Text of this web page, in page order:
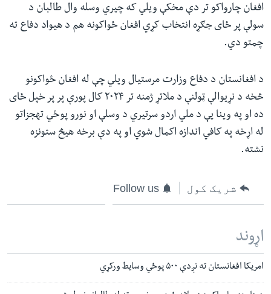
افغان چارواکو تر دې مخکې ویلي که چیري وسله وال طالبان د
سولې پر ځای جګړه انتخاب کړي افغان ځواکونه هم د هیواد دفاع ته
چمتو دي.
د افغانستان د دفاع وزارت مرستیال ویلي چې له افغان ځواکونو
څخه د نړیوالې ټولنې د ملاتړ ژمنه تر ۲۰۲۴ کال پورې پر پر خپل ځای
ده او په وینا یې د ملي اردو سرتیري د وسلې او نورو پوځي تهجزاتو
له اړخه په کافي اندازه اکمال شوي او په دې برخه هیڅ ستونزه
نشته.
شریک کول Follow us
اړوند
امریکا افغانستان ته نږدې ۵۰۰ پوځي وسایط ورکړي